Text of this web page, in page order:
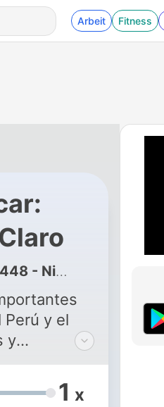
Arbeit Fitness
La gente de izquierda no tiene que buscar culpables, fue su incapacidad de juntarse
y el
y
Lúcar. 1 x